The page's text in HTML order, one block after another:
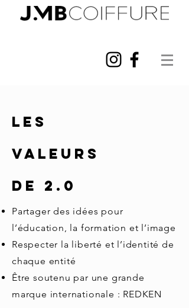
LES
VALEURS
DE 2.0
Partager des idées pour
l’éducation, la formation et l’image
Respecter la liberté et l’identité de
chaque entité
Être soutenu par une grande
marque internationale : REDKEN